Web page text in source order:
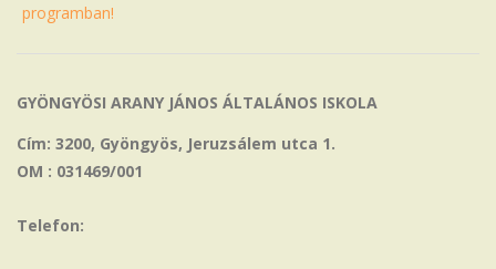
programban!
GYÖNGYÖSI ARANY JÁNOS ÁLTALÁNOS ISKOLA
Cím: 3200, Gyöngyös, Jeruzsálem utca 1.
OM : 031469/001
Telefon: